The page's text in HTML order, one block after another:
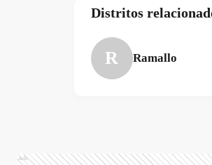
Distritos
R Ramallo
Ads